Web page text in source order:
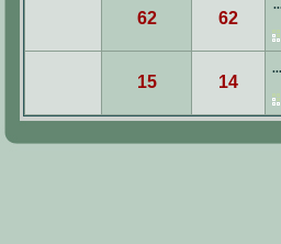
62
62
14
15